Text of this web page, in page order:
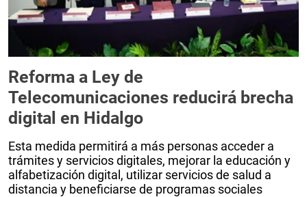
Reforma a Ley de
Telecomunicaciones reducirá brecha
digital en Hidalgo
Esta medida permitirá a más personas acceder a
trámites y servicios digitales, mejorar la educación y
alfabetización digital, utilizar servicios de salud a
distancia y beneficiarse de programas sociales